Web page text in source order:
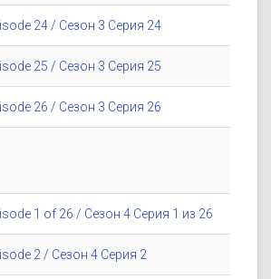
24 / Сезон 3 Серия 24
25 / Сезон 3 Серия 25
26 / Сезон 3 Серия 26
1 of 26 / Сезон 4 Серия 1 из 26
2 / Сезон 4 Серия 2